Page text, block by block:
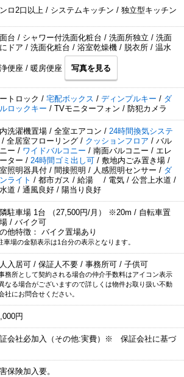
ロ2口以上 / システムキッチン / 独立型キッチン
台 / シャワー付洗面化粧台 / 洗面所独立 / 洗面
ドア / 洗面化粧台 / 浴室乾燥機 / 脱衣所 / 温水
便座 / 暖房便座 写真を見る
トロック / 宅配ボックス / ディンプルキー / ダ
ロックキー / TVモニターフォン / 防犯カメラ
洗濯機置場 / 全室エアコン / 24時間換気システ
/ 全居室フローリング / クッションフロア / バル
ー / ワイドバルコニー / 南面バルコニー / エレ
ター / 24時間ゴミ出し可 / 敷地内ごみ置き場 /
照明器具付 / 間接照明 / 人感照明センサー / ダ
ライト / 都市ガス / 給湯 / 電気 / 公営上水道 /
道 / 通風良好 / 陽当り良好
駐車場 1台 （27,500円/月） ※20m / 自転車置
/ バイク可
他特徴： バイク置場あり
車場の金額表示は1台分の表示となります。
入居可 / 保証人不要 / 事務所可 / 子供可
務所として契約される場合の仲介手数料はアイコン表示
なる場合がございますので詳しくは物件お取り扱い不動
社にお問合せください。
円
会社必加入（その他:実費）※ 保証会社に基づ
保険加入要。